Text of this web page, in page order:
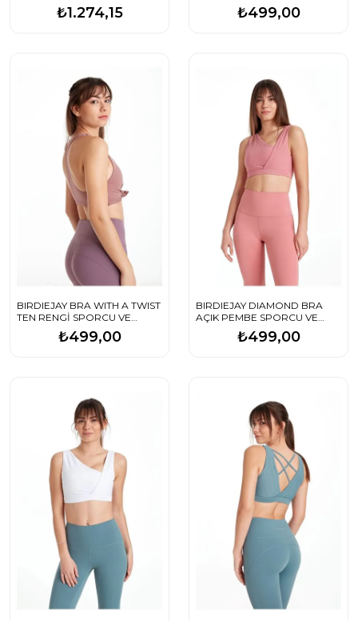
SPORCU VE YOGA SÜTYENİ
₺1.274,15 YOGA SÜTYENİ₺499,00
BIRDIEJAY BRA WITH A TWIST
TEN RENGİ SPORCU VE
YOGA SÜTYENİ₺499,00
BIRDIEJAY DIAMOND BRA
AÇIK PEMBE SPORCU VE
YOGA SÜTYENİ₺499,00